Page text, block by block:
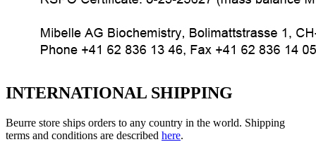
INTERNATIONAL SHIPPING
Beurre store ships orders to any country in the world. Shipping
terms and conditions are described here.